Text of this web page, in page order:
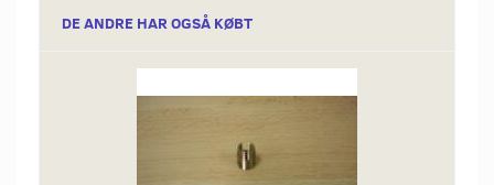
DE ANDRE HAR OGSÅ KØBT